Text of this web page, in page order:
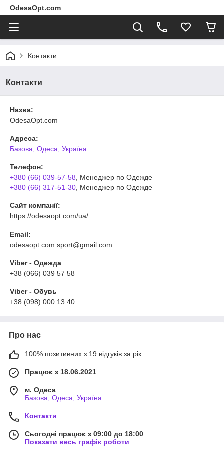
OdesaOpt.com
Контакти
Контакти
Назва:
OdesaOpt.com
Адреса:
Базова, Одеса, Україна
Телефон:
+380 (66) 039-57-58 , Менеджер по Одежде
+380 (66) 317-51-30 , Менеджер по Одежде
Сайт компанії:
https://odesaopt.com/ua/
Email:
odesaopt.com.sport@gmail.com
Viber - Одежда
+38 (066) 039 57 58
Viber - Обувь
+38 (098) 000 13 40
Про нас
100% позитивних з 19 відгуків за рік
Працює з 18.06.2021
м. Одеса
Базова, Одеса, Україна
Контакти
Сьогодні працює з 09:00 до 18:00
Показати весь графік роботи